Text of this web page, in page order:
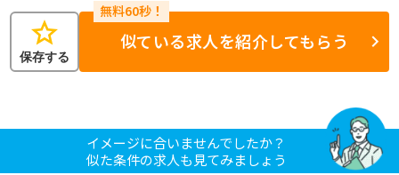
star
保存する
似ている求人を紹介してもらう
イメージに合いませんでしたか？
似た条件の求人も見てみましょう